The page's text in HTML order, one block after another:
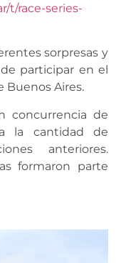
t/race-series-
sorpresas y
participar en el
Buenos Aires.
concurrencia de
la cantidad de
anteriores.
formaron parte